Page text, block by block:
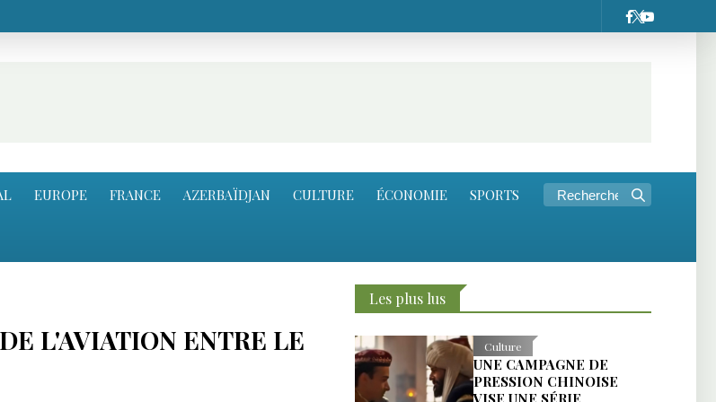
EUROPE FRANCE AZERBAÏDJAN CULTURE ÉCONOMIE SPORTS
L'AVIATION ENTRE LE
Les plus lus
Culture
UNE CAMPAGNE DE
PRESSION CHINOISE